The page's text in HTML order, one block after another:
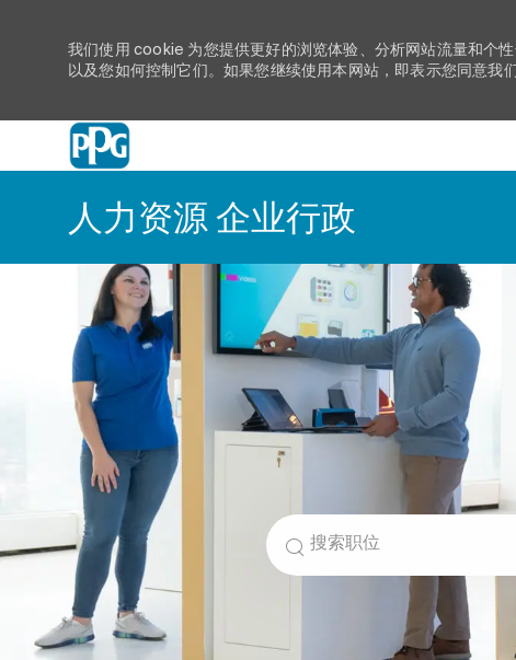
我们使用 cookie 为您提供更好的浏览体验、分析网站流量和个
以及您如何控制它们。如果您继续使用本网站，即表示您同意我
人力资源 企业行政
搜索职位